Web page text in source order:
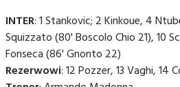
INTER: 1 Stankovic; 2 Kinkoue, 4
Squizzato (80' Boscolo Chio 21), 10
Fonseca (86' Gnonto 22)
Rezerwowi: 12 Pozzer, 13 Vaghi, 14